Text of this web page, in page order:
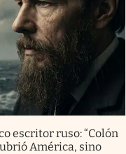
escritor ruso: “Colón
América, sino